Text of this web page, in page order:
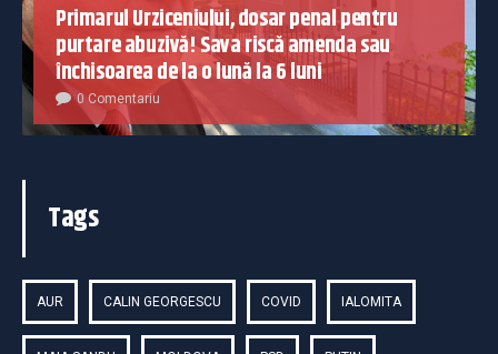
Primarul Urziceniului, dosar penal pentru
purtare abuzivă! Sava riscă amenda sau
închisoarea de la o lună la 6 luni
0 Comentariu
Tags
AUR CALIN GEORGESCU COVID IALOMITA